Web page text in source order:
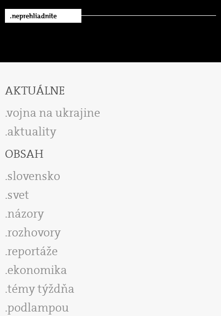
.neprehliadnite
AKTUÁLNE
vojna na ukrajine
aktuality
OBSAH
slovensko
svet
názory
rozhovory
reportáže
ekonomika
témy týždňa
podlampou